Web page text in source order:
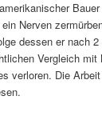
Nerven
dessen er nach
Vergleich mit
verloren. Die